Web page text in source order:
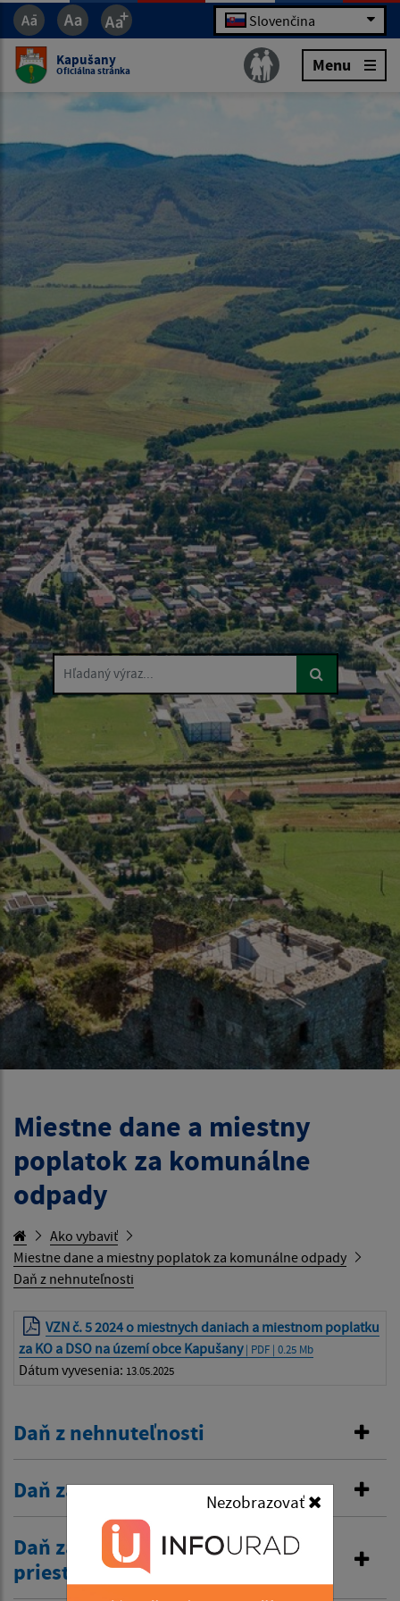
Nezobrazovať
Slovenčina
Kapušany
Oficiálna stránka Menu
Hľadaný výraz...
Miestne dane a miestny
poplatok za komunálne
odpady
Ako vybaviť
Miestne dane a miestny poplatok za komunálne odpady
Daň z nehnuteľnosti
VZN č. 5 2024 o miestnych daniach a miestnom poplatku
za KO a DSO na území obce Kapušany| PDF | 0.25 Mb
Dátum vyvesenia: 13.05.2025
Daň z nehnuteľnosti
Daň za psa
Daň za užívanie verejného
priestranstva